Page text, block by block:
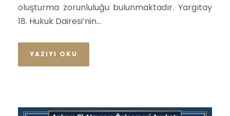
oluşturma zorunluluğu bulunmaktadır. Yargıtay
18. Hukuk Dairesi’nin...
YAZIYI OKU